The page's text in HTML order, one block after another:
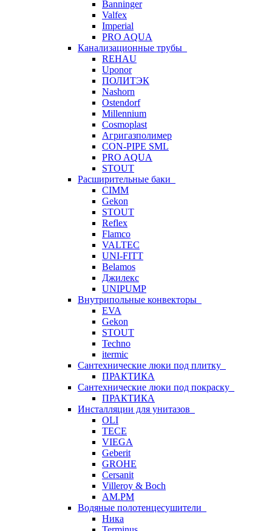
Banninger
Valfex
Imperial
PRO AQUA
Канализационные трубы
REHAU
Uponor
ПОЛИТЭК
Nashorn
Ostendorf
Millennium
Cosmoplast
Агригазполимер
CON-PIPE SML
PRO AQUA
STOUT
Расширительные баки
CIMM
Gekon
STOUT
Reflex
Flamco
VALTEC
UNI-FITT
Belamos
Джилекс
UNIPUMP
Внутрипольные конвекторы
EVA
Gekon
STOUT
Techno
itermic
Сантехнические люки под плитку
ПРАКТИКА
Сантехнические люки под покраску
ПРАКТИКА
Инсталляции для унитазов
OLI
TECE
VIEGA
Geberit
GROHE
Cersanit
Villeroy & Boch
AM.PM
Водяные полотенцесушители
Ника